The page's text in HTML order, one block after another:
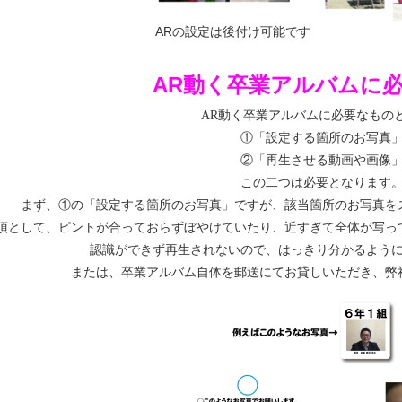
ARの設定は後付け可能です
AR動く卒業アルバムに
AR動く卒業アルバムに必要なもの
①「設定する箇所のお写真
②「再生させる動画や画像
この二つは必要となります
まず、①の「設定する箇所のお写真」ですが、該当箇所のお写真
として、ピントが合っておらずぼやけていたり、近すぎて全体が写
認識ができず再生されないので、はっきり分かるよう
または、卒業アルバム自体を郵送にてお貸しいただき、